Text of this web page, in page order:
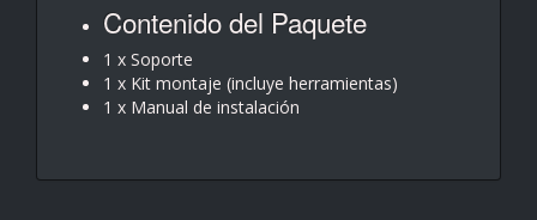
Contenido del Paquete
1 x Soporte
1 x Kit montaje (incluye herramientas)
1 x Manual de instalación